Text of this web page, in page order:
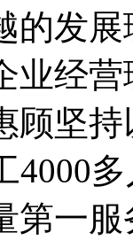
的发
业经
顾坚
4000
第一